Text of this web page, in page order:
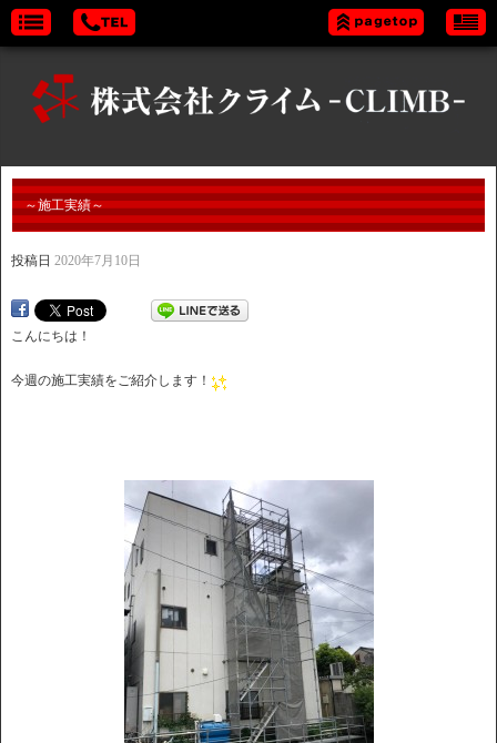
～施工実績～
投稿日 2020年7月10日
こんにちは！
今週の施工実績をご紹介します！